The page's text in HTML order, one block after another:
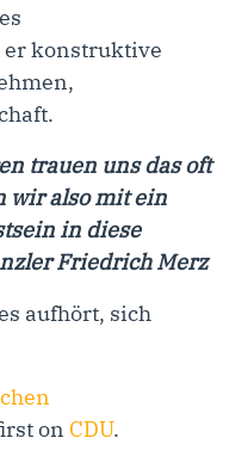
er konstruktive
trauen uns das oft
wir also mit ein
in diese
Friedrich Merz
aufhört, sich
on CDU.